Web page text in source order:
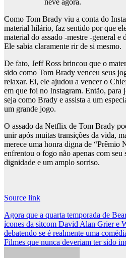
neve agora.
Como Tom Brady viu a conta do
material hilário, faz sentido por que
material do assado -mestre -general e
Ele sabia claramente rir de si mesmo.
De fato, Jeff Ross brincou que o
sido como Tom Brady venceu seus
relaxar. Ei, ele ajudou a vencer o
em que foi no Instagram. Então, para
seja como Brady e assista a um
um grande jogo.
O assado da Netflix de Tom Brady
unir após muitas transições da vida,
merece uma honra digna de “Prêmio
enfrentou o fogo não apenas com seu
dignidade e um amplo sorriso.
Source link
Post
navigation
Agora que a quarta temporada de
ícones da sitcom David Alan Grier e
debatendo se é realmente uma
Filmes que nunca deveriam ter sido